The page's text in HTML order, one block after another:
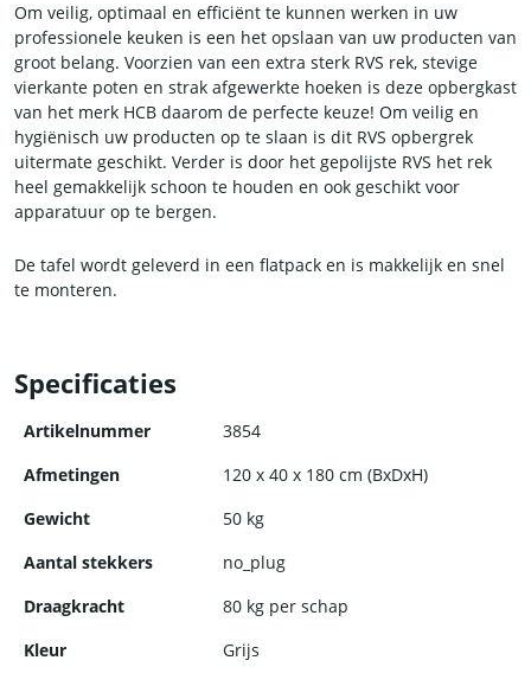
Om veilig, optimaal en efficiënt te kunnen werken in uw
professionele keuken is een het opslaan van uw producten van
groot belang. Voorzien van een extra sterk RVS rek, stevige
vierkante poten en strak afgewerkte hoeken is deze opbergkast
van het merk HCB daarom de perfecte keuze! Om veilig en
hygiënisch uw producten op te slaan is dit RVS opbergrek
uitermate geschikt. Verder is door het gepolijste RVS het rek
heel gemakkelijk schoon te houden en ook geschikt voor
apparatuur op te bergen.
De tafel wordt geleverd in een flatpack en is makkelijk en snel
te monteren.
Specificaties
Artikelnummer
3854
Afmetingen
120 x 40 x 180 cm (BxDxH)
Gewicht
50 kg
Aantal stekkers
no_plug
Draagkracht
80 kg per schap
Kleur
Grijs